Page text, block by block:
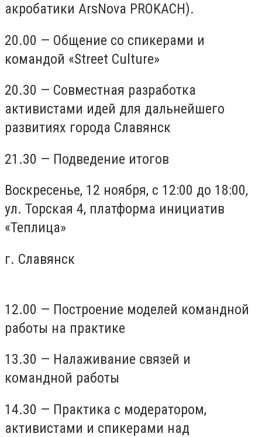
акробатики ArsNova PROKACH).
20.00 — Общение со спикерами и
командой «Street Culture»
20.30 — Совместная разработка
активистами идей для дальнейшего
развитиях города Славянск
21.30 — Подведение итогов
Воскресенье, 12 ноября, с 12:00 до 18:00,
ул. Торская 4, платформа инициатив
«Теплица»
г. Славянск
12.00 — Построение моделей командной
работы на практике
13.30 — Налаживание связей и
командной работы
14.30 — Практика с модератором,
активистами и спикерами над